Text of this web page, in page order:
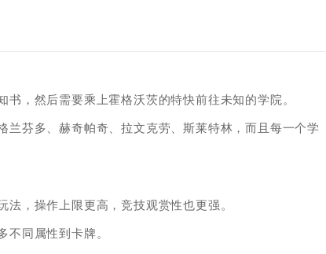
，然后需要乘上霍格沃茨的特快前往未知的学院。
芬多、赫奇帕奇、拉文克劳、斯莱特林，而且每一个学
，操作上限更高，竞技观赏性也更强。
不同属性到卡牌。